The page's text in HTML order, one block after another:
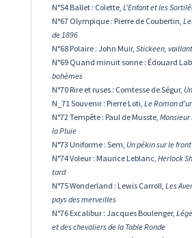
N°54 Ballet : Colette, L'Enfant et les
N°67 Olympique : Pierre de Coubertin,
de 1896
N°68 Polaire : John Muir, Stickeen,
N°69 Quand minuit sonne : Édouard
bohèmes
N°70 Rire et ruses : Comtesse de Ségur,
N_71 Souvenir : Pierre Loti, Le Roman
N°72 Tempête : Paul de Musste, Monsieur
la Pluie
N°73 Uniforme : Sem, Un pékin sur le front
N°74 Voleur : Maurice Leblanc, Herlock
tard
N°75 Wonderland : Lewis Carroll, Les
pays des merveilles
N°76 Excalibur : Jacques Boulenger,
et des chevaliers de la Table Ronde